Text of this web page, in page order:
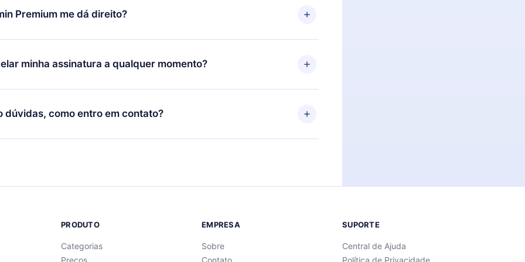
decidiu mudar sua assinatura mensal para anual, após confirmar a
o plano anual, o novo plano só será aplicado e cobrado após o aniversário
Premium me dá direito?
é um plano que te garante acesso a toda nossa biblioteca de 2500+
em 3 línguas (Inglês, espanhol e português) que você pode ler ou
momento através do nosso aplicativo disponível para iOS, Android e
minha assinatura a qualquer momento?
por não renovar sua assinatura do 12min, você pode cancelar a
e o próximo ciclo de cobrança não ocorrerá.
dúvidas, como entro em contato?
para entrar em contato porsupport@12min.com.
PRODUTO
Categorias
Preços
EMPRESA
Sobre
Contato
SUPORTE
Central de Ajuda
Política de Privacidade